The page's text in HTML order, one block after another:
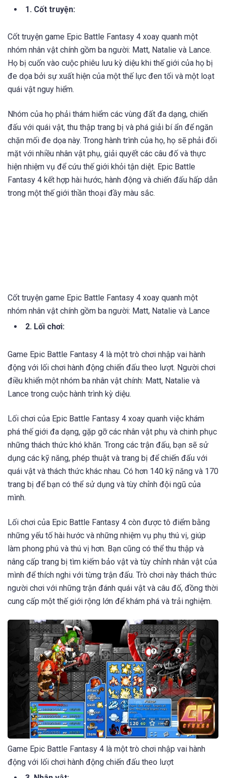
1. Cốt truyện:
Cốt truyện game Epic Battle Fantasy 4 xoay quanh một
nhóm nhân vật chính gồm ba người: Matt, Natalie và Lance.
Họ bị cuốn vào cuộc phiêu lưu kỳ diệu khi thế giới của họ bị
đe dọa bởi sự xuất hiện của một thế lực đen tối và một loạt
quái vật nguy hiểm.
Nhóm của họ phải thám hiểm các vùng đất đa dạng, chiến
đấu với quái vật, thu thập trang bị và phá giải bí ẩn để ngăn
chặn mối đe dọa này. Trong hành trình của họ, họ sẽ phải đối
mặt với nhiều nhân vật phụ, giải quyết các câu đố và thực
hiện nhiệm vụ để cứu thế giới khỏi tận diệt. Epic Battle
Fantasy 4 kết hợp hài hước, hành động và chiến đấu hấp dẫn
trong một thế giới thần thoại đầy màu sắc.
nhóm nhân vật chính gồm ba người: Matt, Natalie và Lance
2. Lối chơi:
Game Epic Battle Fantasy 4 là một trò chơi nhập vai hành
điều khiển một nhóm ba nhân vật chính: Matt, Natalie và
Lance trong cuộc hành trình kỳ diệu.
Lối chơi của Epic Battle Fantasy 4 xoay quanh việc khám
phá thế giới đa dạng, gặp gỡ các nhân vật phụ và chinh phục
những thách thức khó khăn. Trong các trận đấu, bạn sẽ sử
dụng các kỹ năng, phép thuật và trang bị để chiến đấu với
trang bị để bạn có thể sử dụng và tùy chỉnh đội ngũ của
mình.
Lối chơi của Epic Battle Fantasy 4 còn được tô điểm bằng
những yếu tố hài hước và những nhiệm vụ phụ thú vị, giúp
làm phong phú và thú vị hơn. Bạn cũng có thể thu thập và
nâng cấp trang bị tìm kiếm bảo vật và tùy chỉnh nhân vật của
mình để thích nghi với từng trận đấu. Trò chơi này thách thức
người chơi với những trận đánh quái vật và câu đố, đồng thời
cung cấp một thế giới rộng lớn để khám phá và trải nghiệm.